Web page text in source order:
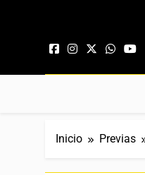
Inicio Previas